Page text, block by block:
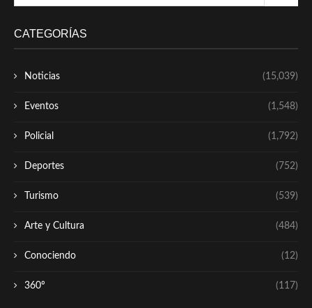
CATEGORÍAS
Noticias (15,039)
Eventos (1,548)
Policial (1,792)
Deportes (752)
Turismo (539)
Arte y Cultura (484)
Conociendo (12)
360º (117)